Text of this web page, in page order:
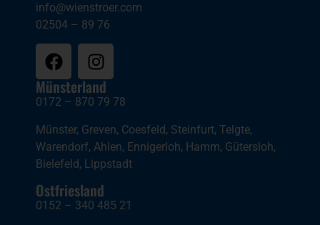
info@wienstroer.com
02504 – 89 76
Münsterland
0172 – 870 79 78
Münster, Greven, Coesfeld, Steinfurt, Telgte,
Warendorf, Ahlen, Ennigerloh, Hamm, Gütersloh,
Bielefeld, Lippstadt
Ostfriesland
0152 – 340 485 21